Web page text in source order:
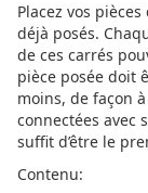
Placez vos
déjà posés.
de ces carrés
pièce posée doit
moins, de façon
connectées avec
suffit d’être le
Contenu: